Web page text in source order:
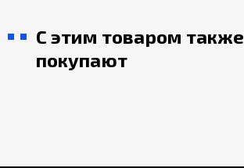
С этим товаром также
покупают